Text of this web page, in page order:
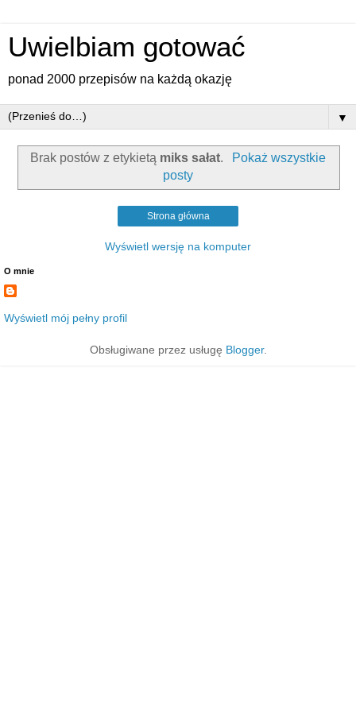
Uwielbiam gotować
ponad 2000 przepisów na każdą okazję
▼
Brak postów z etykietą miks sałat.
Pokaż wszystkie
posty
Strona główna
Wyświetl wersję na komputer
O mnie
Wyświetl mój pełny profil
Obsługiwane przez usługę Blogger.